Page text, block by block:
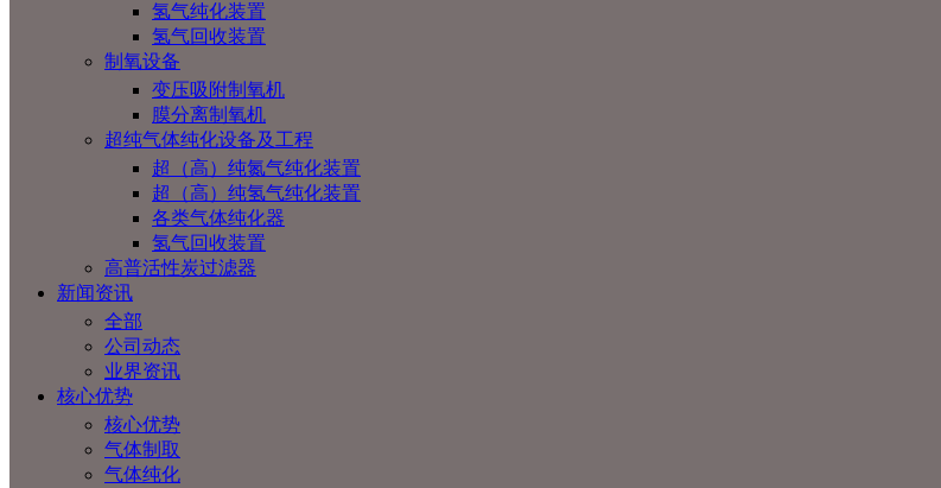
氢气纯化装置
氢气回收装置
制氧设备
变压吸附制氧机
膜分离制氧机
超纯气体纯化设备及工程
超（高）纯氮气纯化装置
超（高）纯氢气纯化装置
各类气体纯化器
氢气回收装置
高普活性炭过滤器
新闻资讯
全部
公司动态
业界资讯
核心优势
核心优势
气体制取
气体纯化